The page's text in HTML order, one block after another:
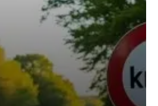
garde du titre de